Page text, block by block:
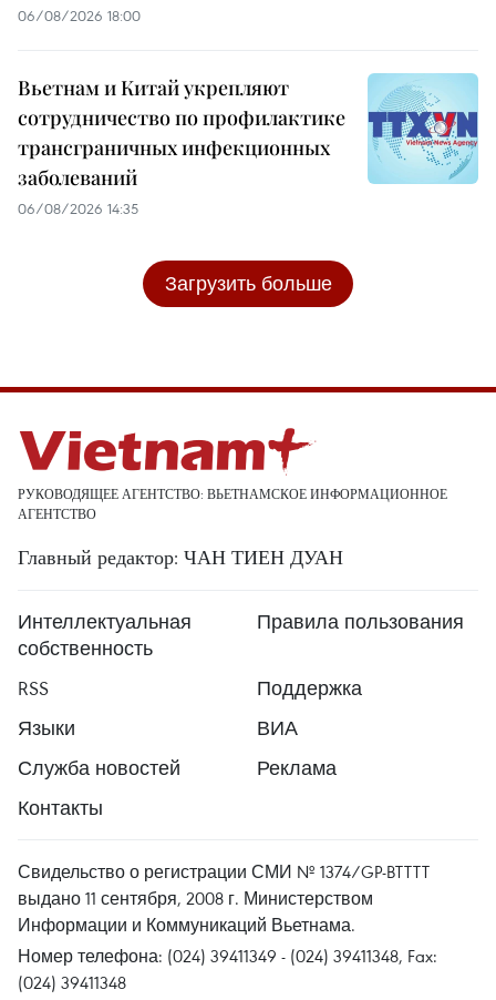
06/08/2026 18:00
Вьетнам и Китай укрепляют
сотрудничество по профилактике
трансграничных инфекционных
заболеваний
06/08/2026 14:35
Загрузить больше
РУКОВОДЯЩЕЕ АГЕНТСТВО: ВЬЕТНАМСКОЕ ИНФОРМАЦИОННОЕ
АГЕНТСТВО
Главный редактор: ЧАН ТИЕН ДУАН
Интеллектуальная
собственность
Правила пользования
RSS
Поддержка
Языки
ВИА
Служба новостей
Реклама
Контакты
Свидельство о регистрации СМИ № 1374/GP-BTTTT
выдано 11 сентября, 2008 г. Министерством
Информации и Коммуникаций Вьетнама.
Номер телефона: (024) 39411349 - (024) 39411348, Fax:
(024) 39411348